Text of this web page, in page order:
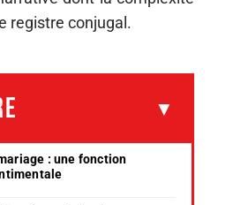
registre conjugal.
: une fonction